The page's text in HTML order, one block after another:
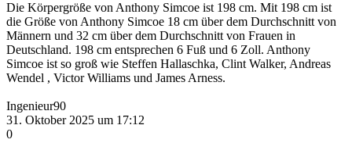
Die Körpergröße von Anthony Simcoe ist 198 cm. Mit 198 cm ist
die Größe von Anthony Simcoe 18 cm über dem Durchschnitt von
Männern und 32 cm über dem Durchschnitt von Frauen in
Deutschland. 198 cm entsprechen 6 Fuß und 6 Zoll. Anthony
Simcoe ist so groß wie Steffen Hallaschka, Clint Walker, Andreas
Wendel , Victor Williams und James Arness.
Ingenieur90
31. Oktober 2025 um 17:12
0